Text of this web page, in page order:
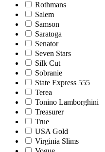
Rothmans
Salem
Samson
Saratoga
Senator
Seven Stars
Silk Cut
Sobranie
State Express 555
Terea
Tonino Lamborghini
Treasurer
True
USA Gold
Virginia Slims